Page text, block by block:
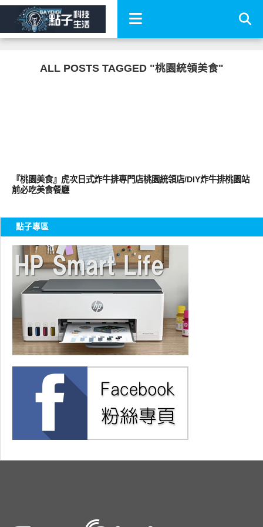
ALL POSTS TAGGED "桃園統領美食"
『桃園美食』虎次日式炸牛排專門店桃園統領店/DIY炸牛排桃園站
前必吃美食餐廳
點子專區